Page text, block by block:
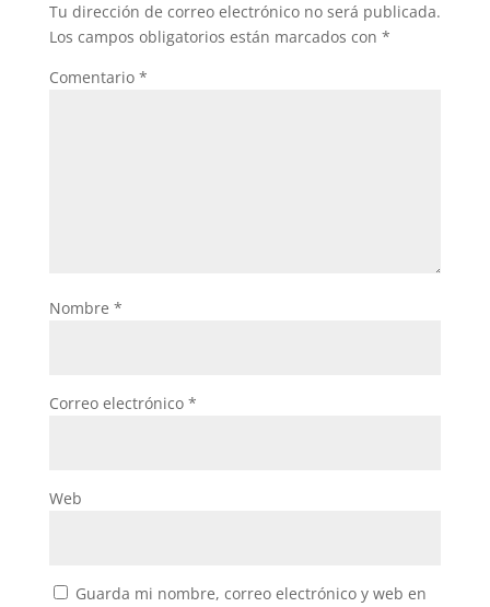
Tu dirección de correo electrónico no será publicada.
Los campos obligatorios están marcados con *
Comentario *
Nombre *
Correo electrónico *
Web
Guarda mi nombre, correo electrónico y web en